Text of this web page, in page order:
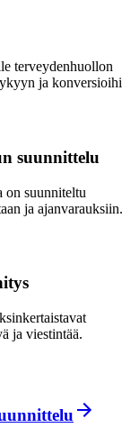
terveydenhuollon
ja
suunnittelu
on suunniteltu
ja ajanvarauksiin.
ja viestintää.